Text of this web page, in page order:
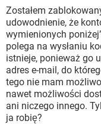
INSTAGRAM
WINDOWS 10
SPOTIFY
INSTAGRAM
WINDOWS 10
COVID-19
GRY
SPOTIFY
INSTAGRAM
WINDOWS 10
Zostałem
udowodnienie, że
wymienionych
polega na wysłaniu
istnieje, ponieważ go
adres e-mail, do
tego nie mam
nawet możliwości
ani niczego innego.
ja robię?